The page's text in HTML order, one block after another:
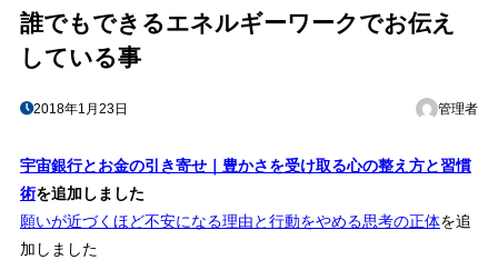
誰でもできるエネルギーワークでお伝え
している事
2018年1月23日 管理者
宇宙銀行とお金の引き寄せ｜豊かさを受け取る心の整え方と習慣
術を追加しました
願いが近づくほど不安になる理由と行動をやめる思考の正体を追
加しました
3.人の氣の影響を受け難くなります。
4 4.カウンセリングや施術効果が格段に上がります。
6 6.癒しの力が上がります。